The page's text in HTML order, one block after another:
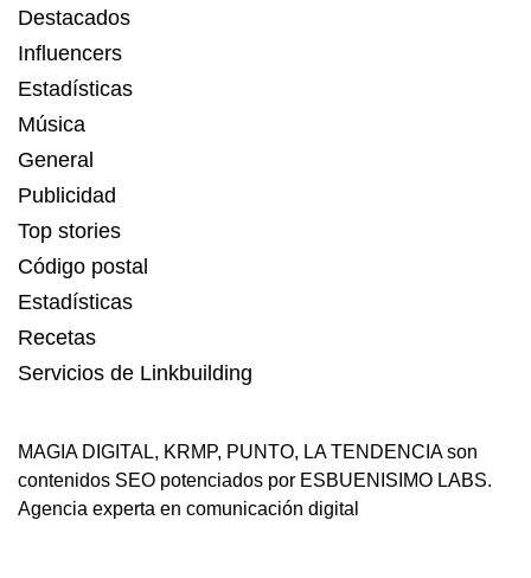
Destacados
Influencers
Estadísticas
Música
General
Publicidad
Top stories
Código postal
Estadísticas
Recetas
Servicios de Linkbuilding
MAGIA DIGITAL, KRMP, PUNTO, LA TENDENCIAson
contenidos SEO potenciados por ESBUENISIMO LABS.
Agencia experta en comunicación digital